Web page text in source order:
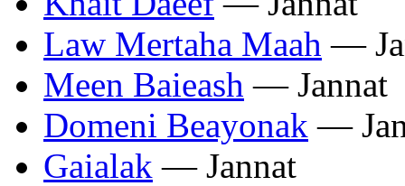
Law Mertaha Maah —
Meen Baieash — Jannat
Domeni Beayonak —
Gaialak — Jannat